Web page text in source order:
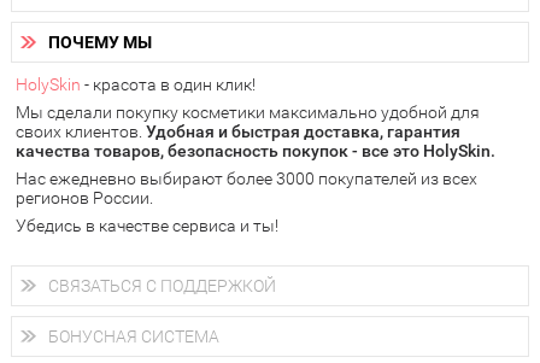
получить заказ в пунктах выдачи PickPoint или пункте
самовывоза.
В 20 городах России доставка осуществляется ужена
следующий день.
у Вас всегда есть возможность получитьбесплатную
доставку от HolySkin.
подробнее об условиях доставки и оплаты в Вашем городе
Вы можете оплатить свой заказ любым удобным способом:
наличными деньгами (
через интернет-банк (Альфа-банк, Сбербанк) и другими
электронными способами.
ПОЧЕМУ МЫ
HolySkin - красота в один клик!
Мы сделали покупку косметики максимально удобной для
своих клиентов. Удобная и быстрая доставка, гарантия
качества товаров, безопасность покупок - все это HolySkin.
Нас ежедневно выбирают более 3000 покупателей из всех
регионов России.
Убедись в качестве сервиса и ты!
СВЯЗАТЬСЯ С ПОДДЕРЖКОЙ
+7 (800) 707-24-55
Мы будем рады ответить на все Ваши вопросы по работе
магазина, проконсультировать по товарам, рассказать о
БОНУСНАЯ СИСТЕМА